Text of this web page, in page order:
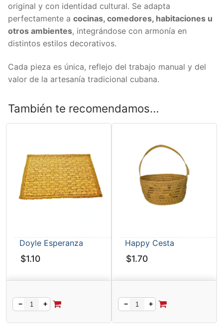
original y con identidad cultural. Se adapta
perfectamente a cocinas, comedores, habitaciones u
otros ambientes, integrándose con armonía en
distintos estilos decorativos.
Cada pieza es única, reflejo del trabajo manual y del
valor de la artesanía tradicional cubana.
También te recomendamos…
Doyle Esperanza
$1.10
− +
Happy Cesta
$1.70
− +